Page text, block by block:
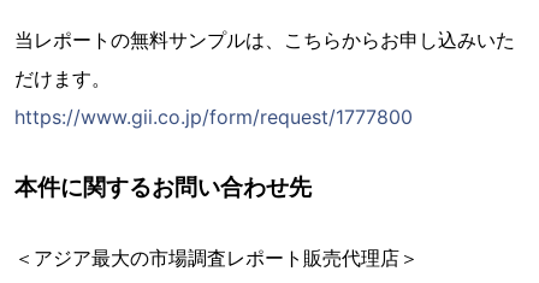
当レポートの無料サンプルは、こちらからお申し込みいた
だけます。
https://www.gii.co.jp/form/request/1777800
本件に関するお問い合わせ先
＜アジア最大の市場調査レポート販売代理店＞